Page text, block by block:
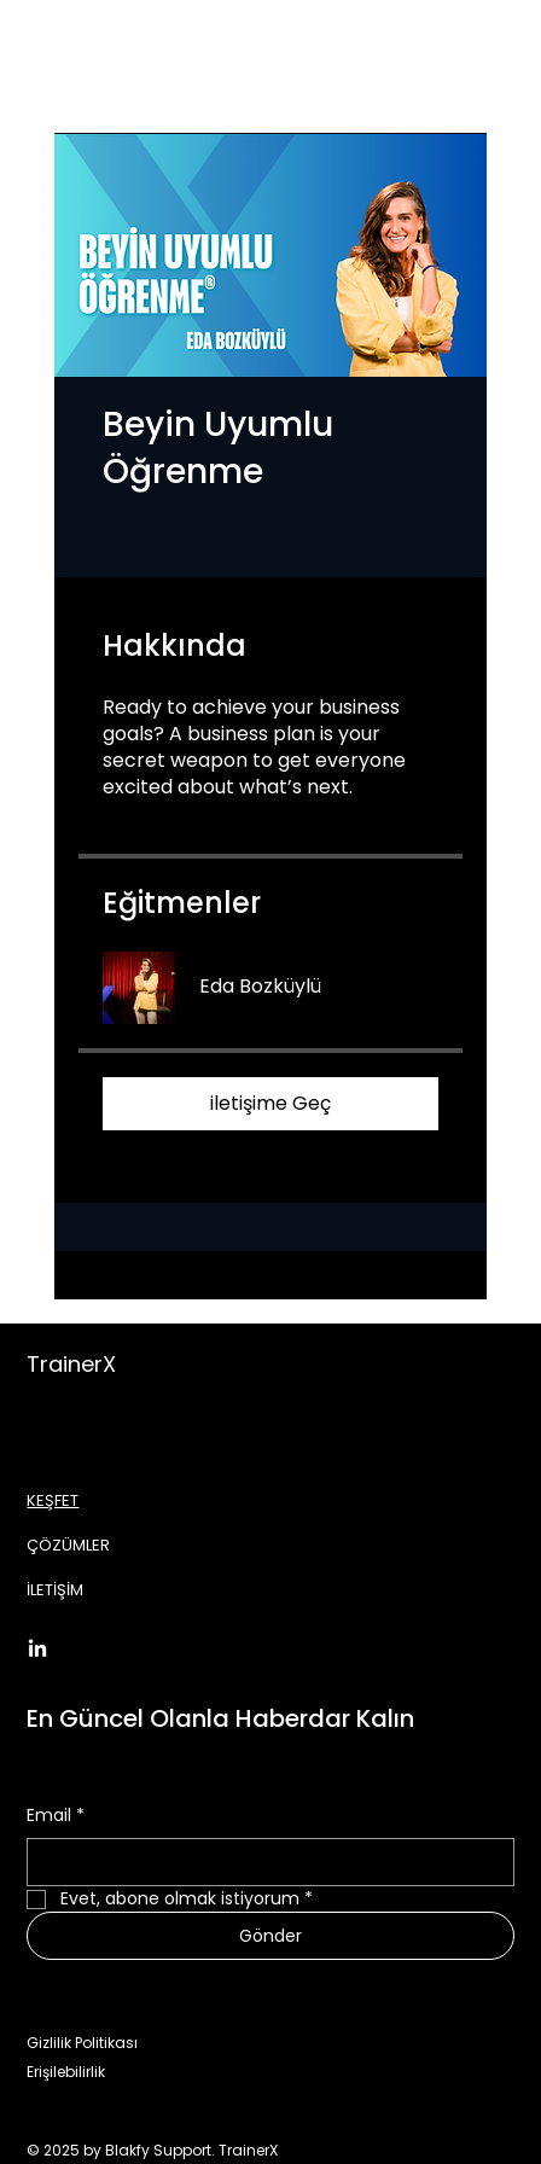
Beyin Uyumlu
Öğrenme
Hakkında
Ready to achieve your business
goals? A business plan is your
secret weapon to get everyone
Eğitmenler
Eda Bozküylü
iletişime Geç
TrainerX
KEŞFET
ÇÖZÜMLER
İLETİŞİM
En Güncel Olanla Haberdar Kalın
Email *
Evet, abone olmak istiyorum *
Gönder
© 2025 byBlakfy Support.TrainerX
Gizlilik Politikası
Erişilebilirlik